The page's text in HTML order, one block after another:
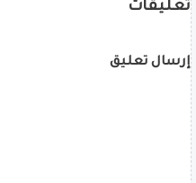
تعليقات
إرسال تعليق